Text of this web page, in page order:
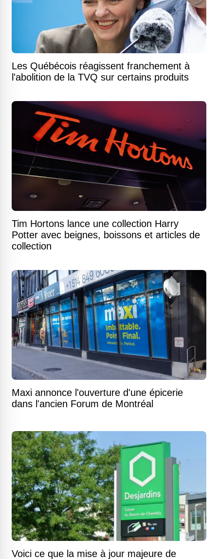
Les Québécois réagissent franchement à
l'abolition de la TVQ sur certains produits
Tim Hortons lance une collection Harry
Potter avec beignes, boissons et articles de
collection
Maxi annonce l'ouverture d'une épicerie
dans l'ancien Forum de Montréal
Voici ce que la mise à jour majeure de